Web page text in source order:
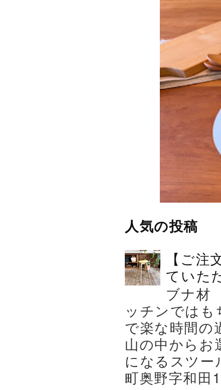
人気の投稿
【ご
ていた
ブナ材
ッチンでは
で楽な時間の
山の中から
になるスツー
町奥野字和